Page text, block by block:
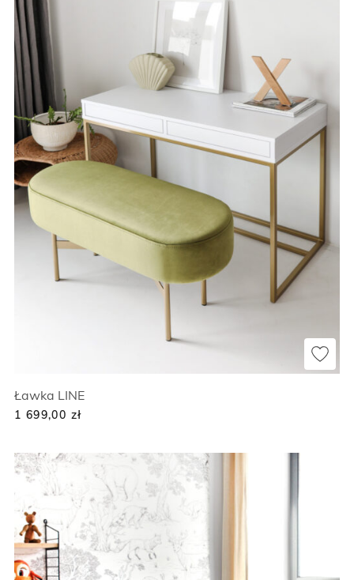
Ławka LINE
1 699,00 zł